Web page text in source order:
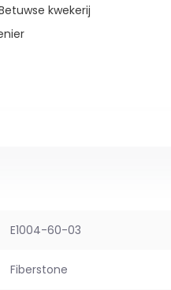
kwekerij
E1004-60-03
Fiberstone